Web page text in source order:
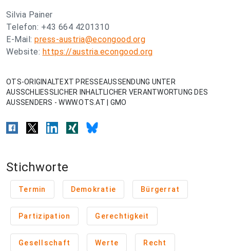
Silvia Painer
Telefon: +43 664 4201310
E-Mail: press-austria@econgood.org
Website: https://austria.econgood.org
OTS-ORIGINALTEXT PRESSEAUSSENDUNG UNTER
AUSSCHLIESSLICHER INHALTLICHER VERANTWORTUNG DES
AUSSENDERS - WWW.OTS.AT | GMO
Stichworte
Termin Demokratie Bürgerrat
Partizipation Gerechtigkeit
Gesellschaft Werte Recht